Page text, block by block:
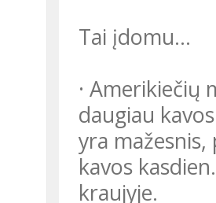
Tai įdomu…
·
daugiau
yra
kavos
kraujyje.